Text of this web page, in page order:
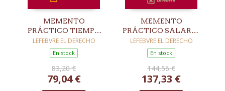
MEMENTO
PRÁCTICO TIEMPO
DE TRABAJO 2026-
2027
LEFEBVRE EL DERECHO
En stock
83,20 €
79,04 €
MEMENTO
PRÁCTICO SALARIO
Y NÓMINA 2026
LEFEBVRE EL DERECHO
En stock
144,56 €
137,33 €